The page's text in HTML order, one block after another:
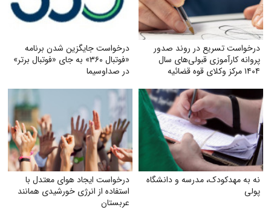
درخواست تسریع در روند صدور
پروانه کارآموزی قبولی‌های سال
۱۴۰۴ مرکز وکلای قوه‌ قضائیه
درخواست جایگزین شدن برنامه
«فوتبال ۳۶۰» به جای «فوتبال برتر»
در صداوسیما
نه به مهدکودک، مدرسه و دانشگاه
پولی
درخواست ایجاد هوای معتدل با
استفاده از انرژی خورشیدی همانند
عربستان